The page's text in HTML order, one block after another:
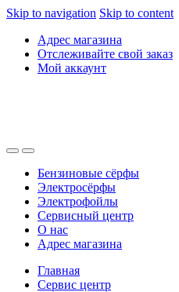
Skip to navigation Skip to content
Адрес магазина
Отслеживайте свой заказ
Мой аккаунт
Бензиновые сёрфы
Электросёрфы
Электрофойлы
Сервисный центр
О нас
Адрес магазина
Главная
Сервис центр